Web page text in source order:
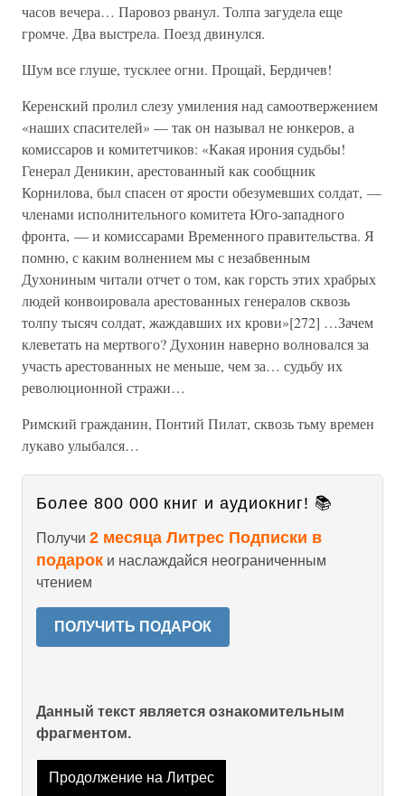
часов вечера… Паровоз рванул. Толпа загудела еще
громче. Два выстрела. Поезд двинулся.
Шум все глуше, тусклее огни. Прощай, Бердичев!
Керенский пролил слезу умиления над самоотвержением
«наших спасителей» — так он называл не юнкеров, а
комиссаров и комитетчиков: «Какая ирония судьбы!
Генерал Деникин, арестованный как сообщник
Корнилова, был спасен от ярости обезумевших солдат, —
членами исполнительного комитета Юго-западного
фронта, — и комиссарами Временного правительства. Я
помню, с каким волнением мы с незабвенным
Духониным читали отчет о том, как горсть этих храбрых
людей конвоировала арестованных генералов сквозь
толпу тысяч солдат, жаждавших их крови»[272] …Зачем
клеветать на мертвого? Духонин наверно волновался за
участь арестованных не меньше, чем за… судьбу их
революционной стражи…
Римский гражданин, Понтий Пилат, сквозь тьму времен
лукаво улыбался…
Более 800 000 книг и аудиокниг! 📚
Получи 2 месяца Литрес Подписки в
подарок и наслаждайся неограниченным
чтением
ПОЛУЧИТЬ ПОДАРОК
Данный текст является ознакомительным
фрагментом.
Продолжение на Литрес